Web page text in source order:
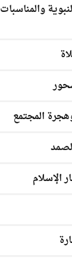
والمناسبات
المجتمع
الإسلام